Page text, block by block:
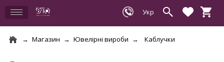
Магазин Ювелірні вироби Каблучки